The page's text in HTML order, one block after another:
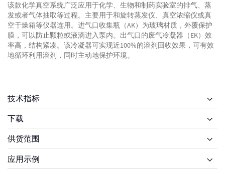
该款化学真空系统广泛应用于化学、生物和制药实验室的排气、蒸
发或者气体抽取等过程。主要用于和旋转蒸发仪、真空浓缩仪或真
空干燥箱等仪器连用。进气口收集瓶（AK）为玻璃材质，外覆保护
膜，可以防止颗粒或液滴进入泵内。出气口的废气冷凝器（EK）效
率高，结构紧凑。该冷凝器可实现近100%的溶剂回收效果，可有效
地循环利用溶剂，同时主动地保护环境。
技术指标
下载
供货范围
应用示例